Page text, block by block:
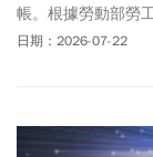
帳。根據勞動部勞
貼都已發放，到7
內若沒提出申請，
日期：2026-07-22